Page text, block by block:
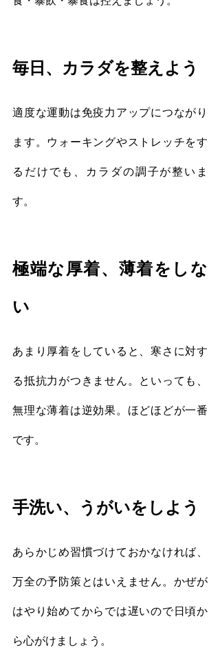
毎日、カラダを整えよう
適度な運動は免疫力アップにつながり
ます。ウォーキングやストレッチをす
るだけでも、カラダの調子が整いま
す。
極端な厚着、薄着をしな
い
あまり厚着をしていると、寒さに対す
る抵抗力がつきません。といっても、
無理な薄着は逆効果。ほどほどが一番
です。
手洗い、うがいをしよう
あらかじめ習慣づけておかなければ、
万全の予防策とはいえません。かぜが
はやり始めてからでは遅いので日頃か
ら心がけましょう。